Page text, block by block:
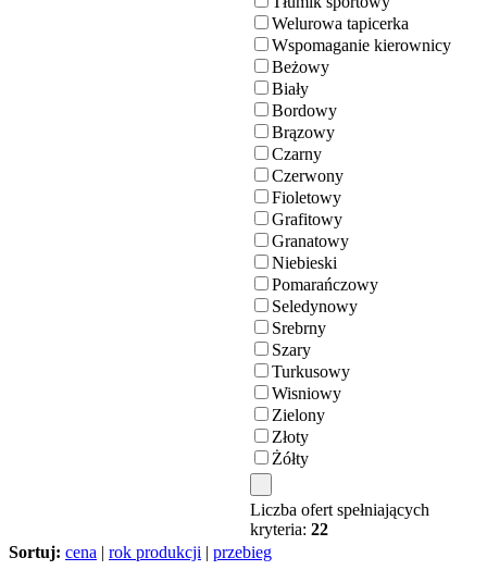
Welurowa tapicerka
Wspomaganie kierownicy
Beżowy
Biały
Bordowy
Brązowy
Czarny
Czerwony
Fioletowy
Grafitowy
Granatowy
Niebieski
Pomarańczowy
Seledynowy
Srebrny
Szary
Turkusowy
Wisniowy
Zielony
Złoty
Żółty
Liczba ofert spełniających
kryteria: 22
Sortuj: cena | rok produkcji | przebieg